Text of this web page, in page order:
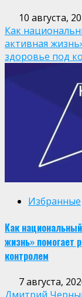
10 августа,
Как
активная
здоровье под
Избранные
Как
жизнь» помогает
контролем
7 августа,